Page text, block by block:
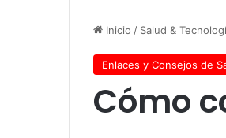
Inicio / Salud &
Enlaces y Consejos de
Cómo